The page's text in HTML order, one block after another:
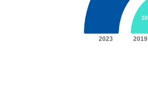
10
2023 2019